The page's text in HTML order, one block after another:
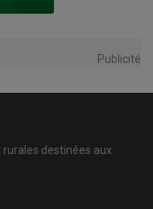
Publicité
destinées aux